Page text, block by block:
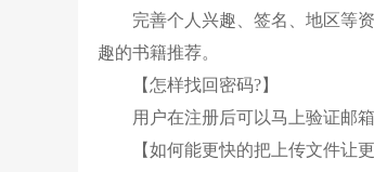
完善个人兴趣、签名、地区等
趣的书籍推荐。
【怎样找回密码?】
用户在注册后可以马上验证邮
【如何能更快的把上传文件让